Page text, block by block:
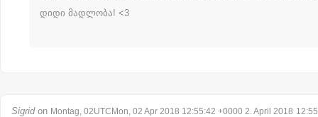
დიდი მადლობა! <3
Sigridon Montag, 02UTCMon, 02 Apr 2018 12:55:42 +0000 2. April 2018 12:55